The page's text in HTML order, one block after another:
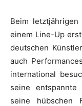
Beim letztjährigen
einem Line-Up
deutschen
auch
international
seine
seine hübschen